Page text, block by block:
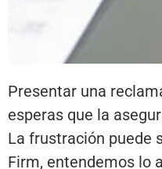
Presentar una
esperas que la
La frustración puede
Firm, entendemos lo